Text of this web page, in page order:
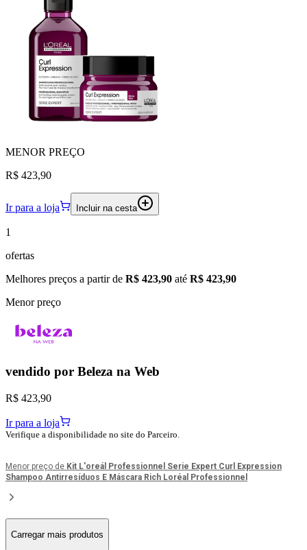
MENOR PREÇO
R$ 423,90
Ir para a loja Incluir na cesta
1
ofertas
Melhores preços a partir de R$ 423,90 até R$ 423,90
Menor preço
vendido por Beleza na Web
R$ 423,90
Ir para a loja
Verifique a disponibilidade no site do Parceiro.
Menor preço de Kit L'oreál Professionnel Serie Expert Curl Expression
Shampoo Antirresíduos E Máscara Rich Loréal Professionnel
Carregar mais produtos